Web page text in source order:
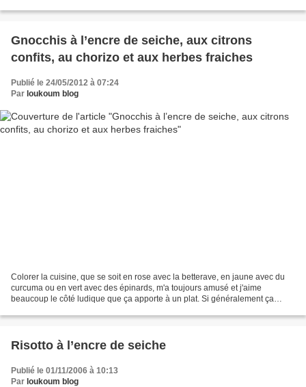
Gnocchis à l’encre de seiche, aux citrons
confits, au chorizo et aux herbes fraiches
Publié le 24/05/2012 à 07:24
Par loukoum blog
Colorer la cuisine, que se soit en rose avec la betterave, en jaune avec du
curcuma ou en vert avec des épinards, m'a toujours amusé et j'aime
beaucoup le côté ludique que ça apporte à un plat. Si généralement ça
Risotto à l’encre de seiche
Publié le 01/11/2006 à 10:13
Par loukoum blog